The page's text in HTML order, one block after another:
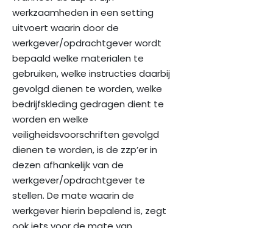
werkzaamheden in een setting
uitvoert waarin door de
werkgever/opdrachtgever wordt
bepaald welke materialen te
gebruiken, welke instructies daarbij
gevolgd dienen te worden, welke
bedrijfskleding gedragen dient te
worden en welke
veiligheidsvoorschriften gevolgd
dienen te worden, is de zzp’er in
dezen afhankelijk van de
werkgever/opdrachtgever te
stellen. De mate waarin de
werkgever hierin bepalend is, zegt